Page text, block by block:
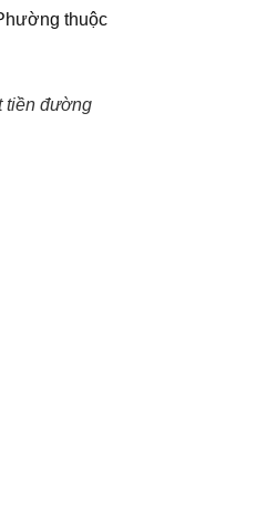
thuộc
tiền đường